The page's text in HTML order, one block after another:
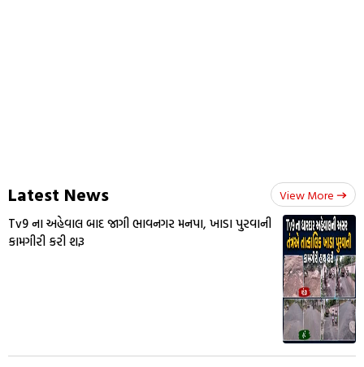
Latest News View More
Tv9 ના અહેવાલ બાદ જાગી ભાવનગર મનપા, ખાડા પુરવાની
કામગીરી કરી શરૂ